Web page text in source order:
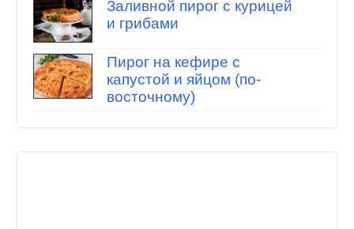
Заливной пирог с курицей
и грибами
Пирог на кефире с
капустой и яйцом (по-
восточному)